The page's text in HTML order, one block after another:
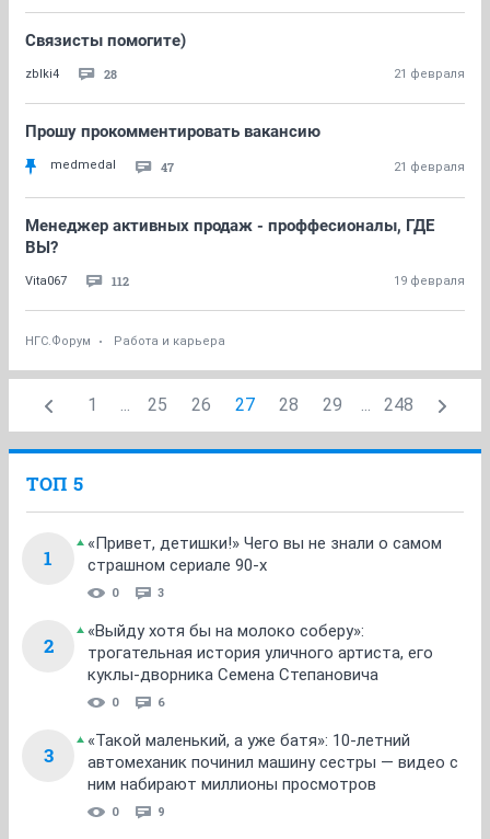
Связисты помогите)
zblki4 28 21 февраля
Прошу прокомментировать вакансию
medmedal 47 21 февраля
Менеджер активных продаж - проффесионалы, ГДЕ
ВЫ?
Vita067 112 19 февраля
НГС.Форум Работа и карьера
1 ... 25 26 27 28 29 ... 248
ТОП 5
1
«Привет, детишки!» Чего вы не знали о самом
страшном сериале 90-х
0 3
2
«Выйду хотя бы на молоко соберу»:
трогательная история уличного артиста, его
куклы-дворника Семена Степановича
0 6
3
«Такой маленький, а уже батя»: 10-летний
автомеханик починил машину сестры — видео с
ним набирают миллионы просмотров
0 9